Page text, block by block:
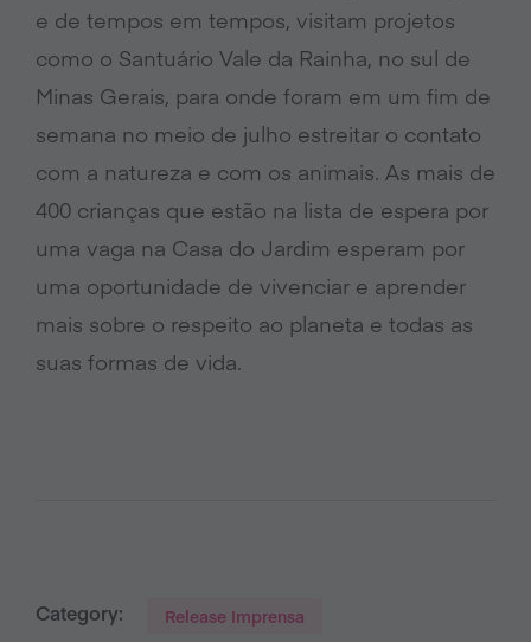
e de tempos em tempos, visitam projetos
como o Santuário Vale da Rainha, no sul de
Minas Gerais, para onde foram em um fim de
semana no meio de julho estreitar o contato
com a natureza e com os animais. As mais de
400 crianças que estão na lista de espera por
uma vaga na Casa do Jardim esperam por
uma oportunidade de vivenciar e aprender
mais sobre o respeito ao planeta e todas as
suas formas de vida.
Category: Release Imprensa